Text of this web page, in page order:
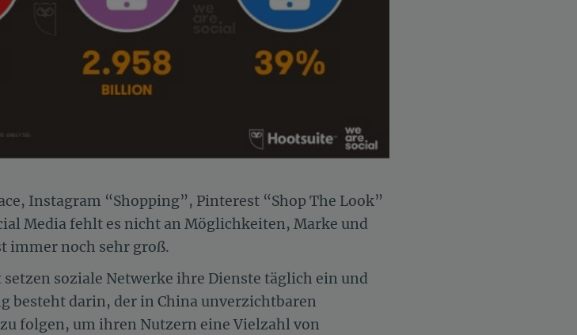
Instagram “Shopping”, Pinterest “Shop The Look”
Media fehlt es nicht an Möglichkeiten, Marke und
immer noch sehr groß.
soziale Netwerke ihre Dienste täglich ein und
besteht darin, der in China unverzichtbaren
folgen, um ihren Nutzern eine Vielzahl von